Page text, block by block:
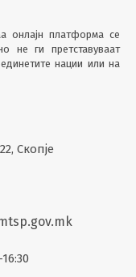
онлајн платформа се
не ги претставуваат
нации или на
Скопје